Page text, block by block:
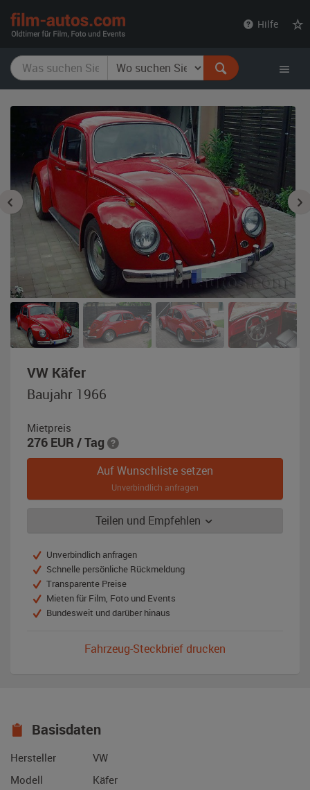
Hilfe
VW Käfer,
Baujahr
1966,
Baujahr 1966
Mietpreis
276 EUR / Tag
Auf Wunschliste setzen
Unverbindlich anfragen
Teilen und Empfehlen
Unverbindlich anfragen
Schnelle persönliche Rückmeldung
Transparente Preise
Mieten für Film, Foto und Events
Bundesweit und darüber hinaus
Fahrzeug-Steckbrief drucken
Basisdaten
Hersteller
VW
Modell
Käfer